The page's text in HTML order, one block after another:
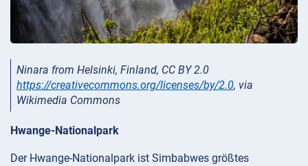
Ninara from Helsinki, Finland, CC BY 2.0
https://creativecommons.org/licenses/by/2.0, via
Wikimedia Commons
Hwange-Nationalpark
Der Hwange-Nationalpark ist Simbabwes größtes